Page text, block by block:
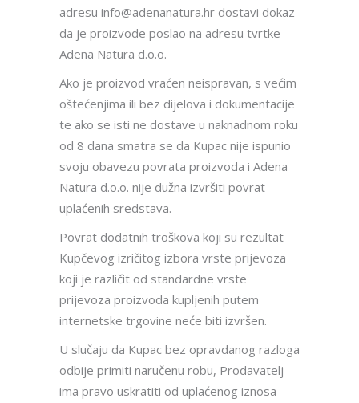
adresu info@adenanatura.hr dostavi dokaz
da je proizvode poslao na adresu tvrtke
Adena Natura d.o.o.
Ako je proizvod vraćen neispravan, s većim
oštećenjima ili bez dijelova i dokumentacije
te ako se isti ne dostave u naknadnom roku
od 8 dana smatra se da Kupac nije ispunio
svoju obavezu povrata proizvoda i Adena
Natura d.o.o. nije dužna izvršiti povrat
uplaćenih sredstava.
Povrat dodatnih troškova koji su rezultat
Kupčevog izričitog izbora vrste prijevoza
koji je različit od standardne vrste
prijevoza proizvoda kupljenih putem
internetske trgovine neće biti izvršen.
U slučaju da Kupac bez opravdanog razloga
odbije primiti naručenu robu, Prodavatelj
ima pravo uskratiti od uplaćenog iznosa